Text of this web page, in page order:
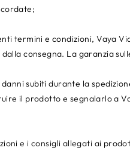
termini e condizioni, Vaya
consegna. La garanzia
subiti durante la
il prodotto e segnalarlo a
e i consigli allegati ai